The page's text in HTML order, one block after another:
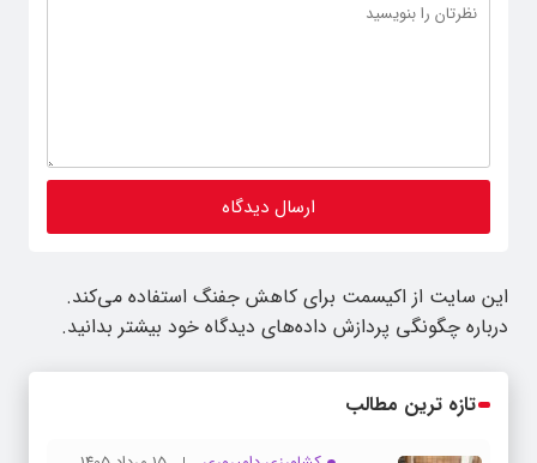
این سایت از اکیسمت برای کاهش جفنگ استفاده می‌کند.
درباره چگونگی پردازش داده‌های دیدگاه خود بیشتر بدانید.
تازه ترین مطالب